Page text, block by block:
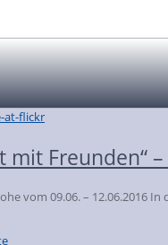
Freunden“
vom 09.06. –